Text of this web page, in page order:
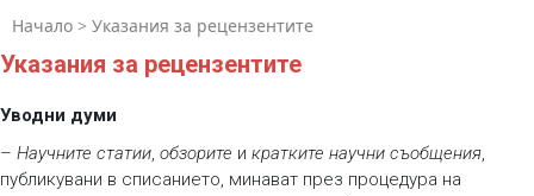
Начало > Указания за рецензентите
Указания за рецензентите
Уводни думи
– Научните статии, обзорите и кратките научни съобщения,
публикувани в списанието, минават през процедура на